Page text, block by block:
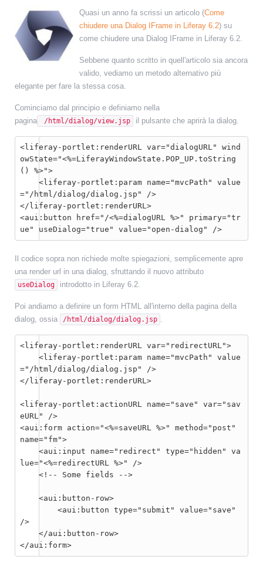
Quasi un anno fa scrissi un articolo (Come
chiudere una Dialog IFrame in Liferay 6.2) su
come chiudere una Dialog IFrame in Liferay 6.2.
Sebbene quanto scritto in quell'articolo sia ancora
valido, vediamo un metodo alternativo più
elegante per fare la stessa cosa.
Cominciamo dal principio e definiamo nella
pagina
/html/dialog/view.jsp il pulsante che aprirà la dialog.
<liferay-portlet:renderURL var="dialogURL" wind
owState="<%=LiferayWindowState.POP_UP.toString
() %>">
="/html/dialog/dialog.jsp" />
</liferay-portlet:renderURL>
<aui:button href="/<%=dialogURL %>" primary="tr
ue" useDialog="true" value="open-dialog" />
Il codice sopra non richiede molte spiegazioni, semplicemente apre
una render url in una dialog, sfruttando il nuovo attributo
useDialog introdotto in Liferay 6.2.
Poi andiamo a definire un form HTML all'interno della pagina della
dialog, ossia
/html/dialog/dialog.jsp .
<liferay-portlet:renderURL var="redirectURL">
="/html/dialog/dialog.jsp" />
<liferay-portlet:actionURL name="save" var="sav
eURL" />
<aui:form action="<%=saveURL %>" method="post"
name="fm">
lue="<%=redirectURL %>" />
/>
</aui:form>